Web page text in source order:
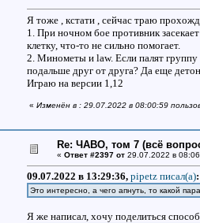
Я тоже , кстати , сейчас траю
1. При ночном бое противник
клетку, что-то не сильно помогает.
2. Минометы и law. Если палят группу
подальше друг от друга? Да еще
Играю на версии 1,12
« Изменён в : 29.07.2022 в 08:00:59
Re: ЧАВО, том 7 (всё
« Ответ #2397 от29.07.2022 в
09.07.2022 в 13:29:36, pipetz писал(a):
Это интересно, а чего апнуть, то какой
Я же написал, хочу поделиться